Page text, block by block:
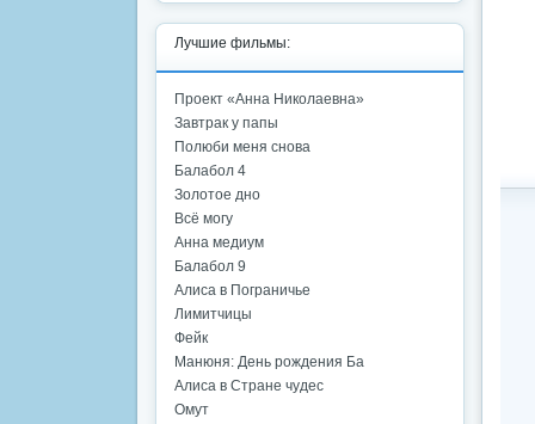
Лучшие фильмы:
Проект «Анна Николаевна»
Завтрак у папы
Полюби меня снова
Балабол 4
Золотое дно
Всё могу
Анна медиум
Балабол 9
Алиса в Пограничье
Лимитчицы
Фейк
Манюня: День рождения Ба
Алиса в Стране чудес
Омут